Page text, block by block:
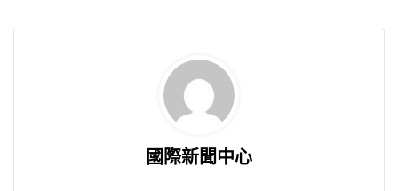
國際新聞中心